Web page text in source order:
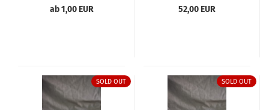
ab 1,00 EUR 52,00 EUR
SOLD OUT SOLD OUT